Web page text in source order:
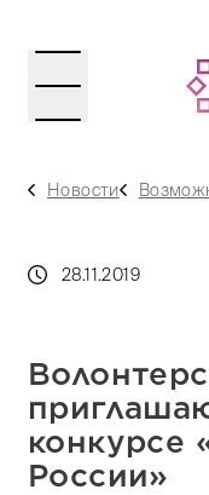
Новости
28.11.2019
конкурсе
России»